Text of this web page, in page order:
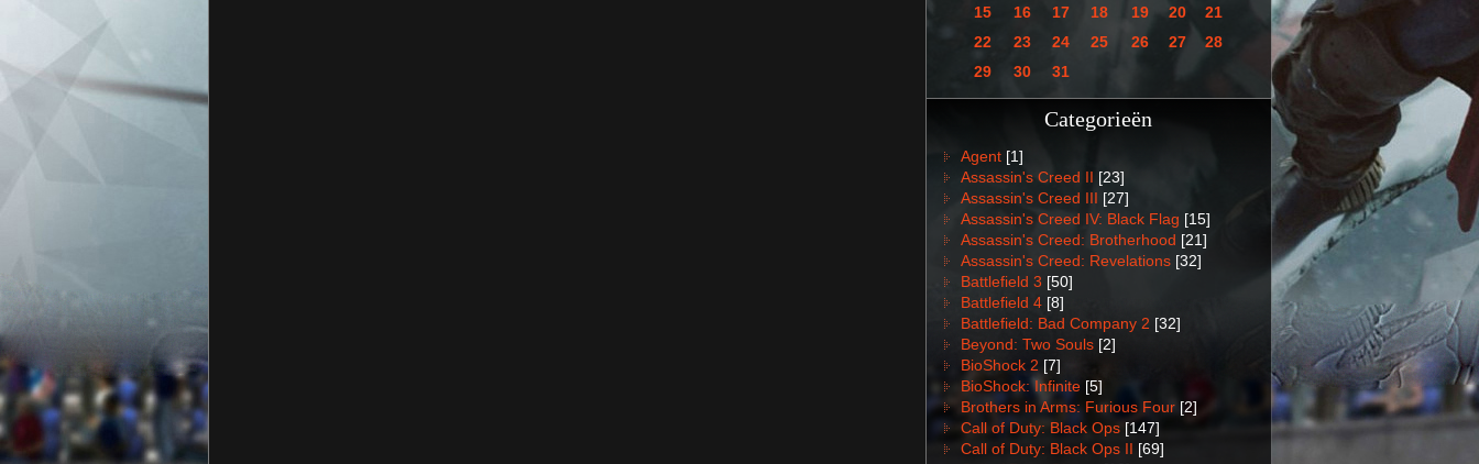
15 16 17 18 19 20
21
22
23 24 25 26 27
28
29
30 31
Categorieën
Agent [1]
Assassin's Creed II [23]
Assassin's Creed III [27]
Assassin's Creed IV: Black Flag [15]
Assassin's Creed: Brotherhood [21]
Assassin's Creed: Revelations [32]
Battlefield 3 [50]
Battlefield 4 [8]
Battlefield: Bad Company 2 [32]
Beyond: Two Souls [2]
BioShock 2 [7]
BioShock: Infinite [5]
Brothers in Arms: Furious Four [2]
Call of Duty: Black Ops [147]
Call of Duty: Black Ops II [69]